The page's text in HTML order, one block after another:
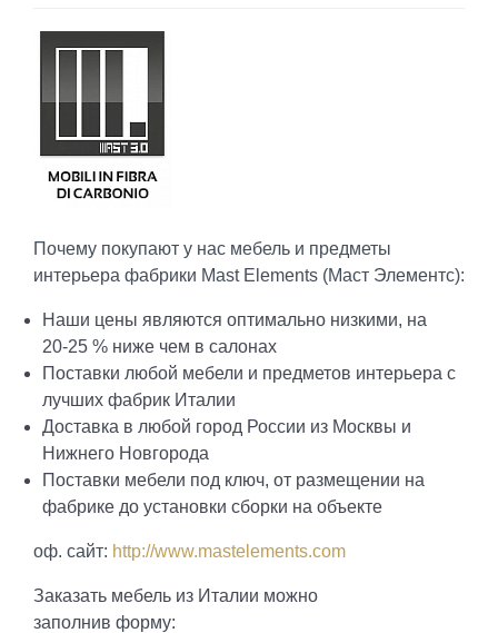
Почему покупают у нас мебель и предметы
интерьера фабрики Mast Elements (Маст Элементс):
Наши цены являются оптимально низкими, на
20-25 % ниже чем в салонах
Поставки любой мебели и предметов интерьера с
лучших фабрик Италии
Доставка в любой город России из Москвы и
Нижнего Новгорода
Поставки мебели под ключ, от размещении на
фабрике до установки сборки на объекте
оф. сайт: http://www.mastelements.com
Заказать мебель из Италии можно
заполнив форму: